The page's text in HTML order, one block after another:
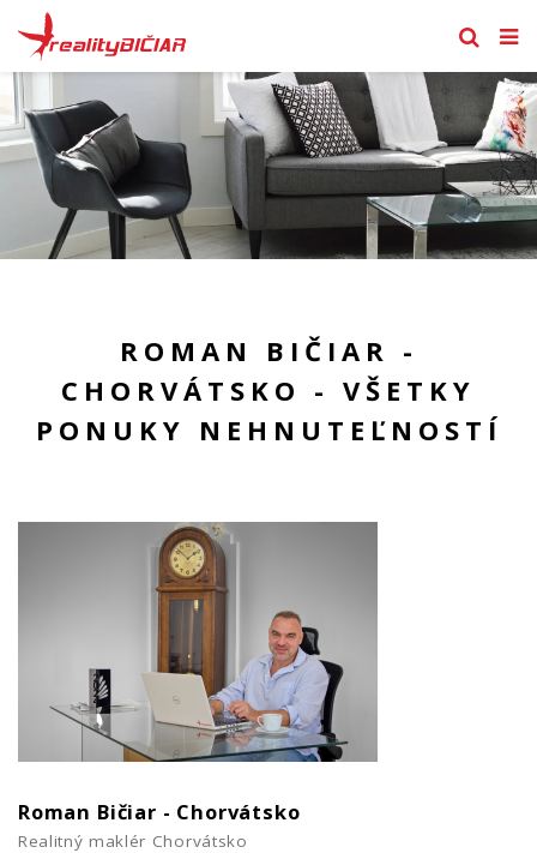
ROMAN BIČIAR -
CHORVÁTSKO - VŠETKY
PONUKY NEHNUTEĽNOSTÍ
Roman Bičiar - Chorvátsko
Realitný maklér Chorvátsko